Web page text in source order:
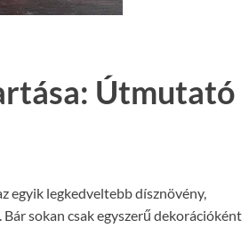
Útmutató
egyik legkedveltebb dísznövény,
sokan csak egyszerű dekorációként